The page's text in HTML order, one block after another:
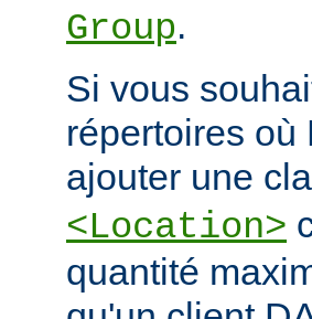
Group.
Si vous
répertoires où
ajouter une
<Location>
quantité